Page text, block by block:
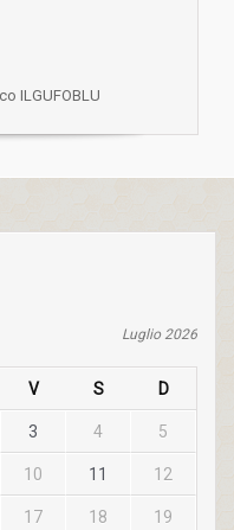
ILGUFOBLU
Luglio 2026
V S D
3 4 5
10 11 12
17 18 19